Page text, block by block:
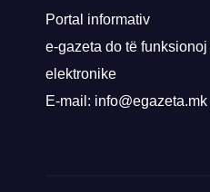
Portal informativ
e-gazeta do të
elektronike
E-mail: info@egazeta.mk